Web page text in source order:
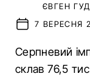
ЄВГЕН
7 ВЕРЕСНЯ
Серпневий
склав 76,5